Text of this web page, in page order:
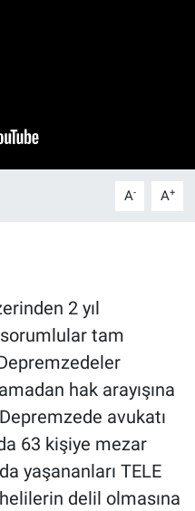
A- A+
2 yıl
tam
hak arayışına
avukatı
63 kişiye mezar
yaşananları TELE
delil olmasına